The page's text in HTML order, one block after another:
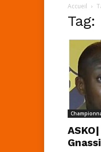
Accueil